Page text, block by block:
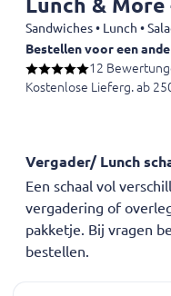
Lunch & More
Sandwiches • Lunch •
Bestellen voor een
12
Kostenlose Lieferg. ab
Vergader/ Lunch
Een schaal vol
vergadering of
pakketje. Bij vragen
bestellen.